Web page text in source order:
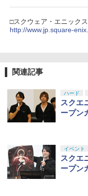
ト
￥
￥
s
￥
￥
5
￥
□スクウェア・エニック
http://www.jp.square-
関連記事
ハード
スクエ
ープン
イベント
スクエ
ープン